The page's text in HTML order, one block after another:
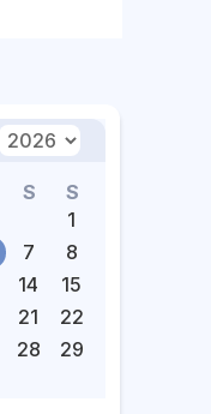
S
S
1
7
8
14
15
21
22
28
29